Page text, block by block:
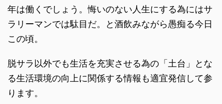
年は働くでしょう。悔いのない人生にする為にはサ
ラリーマンでは駄目だ。と酒飲みながら愚痴る今日
この頃。
脱サラ以外でも生活を充実させる為の「土台」とな
る生活環境の向上に関係する情報も適宜発信して参
ります。